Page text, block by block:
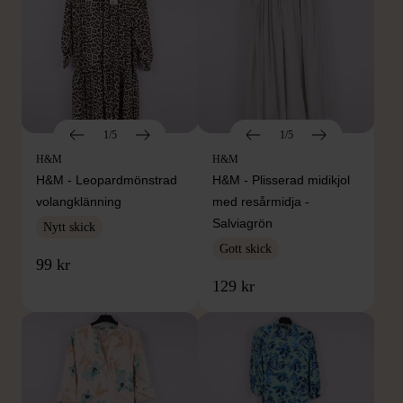
1/5
H&M
H&M - Leopardmönstrad
volangklänning
Nytt skick
99 kr
1/5
H&M
H&M - Plisserad midikjol
med resårmidja -
Salviagrön
Gott skick
129 kr